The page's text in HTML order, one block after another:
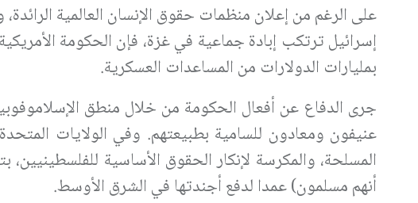
على الرغم من إعلان منظمات حقوق الإنسان العالمية
إسرائيل ترتكب إبادة جماعية في غزة، فإن الحكومة
بمليارات الدولارات من المساعدات العسكرية.
جرى الدفاع عن أفعال الحكومة من خلال منطق
عنيفون ومعادون للسامية بطبيعتهم. وفي الولايات
المسلحة، والمكرسة لإنكار الحقوق الأساسية
أنهم مسلمون) عمدا لدفع أجندتها في الشرق الأوسط.